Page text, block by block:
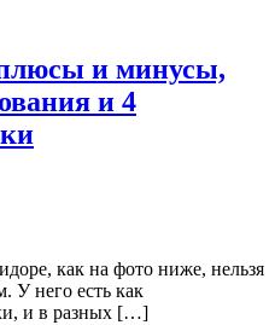
и минусы,
и 4
как на фото ниже, нельзя
У него есть как
и в разных […]